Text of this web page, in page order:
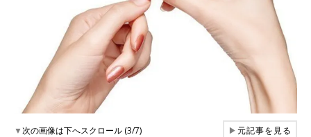
▼次の画像は下へスクロール (3/7) ▶元記事を見る